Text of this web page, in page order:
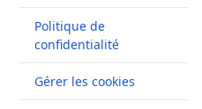
Politique de
confidentialité
Gérer les cookies